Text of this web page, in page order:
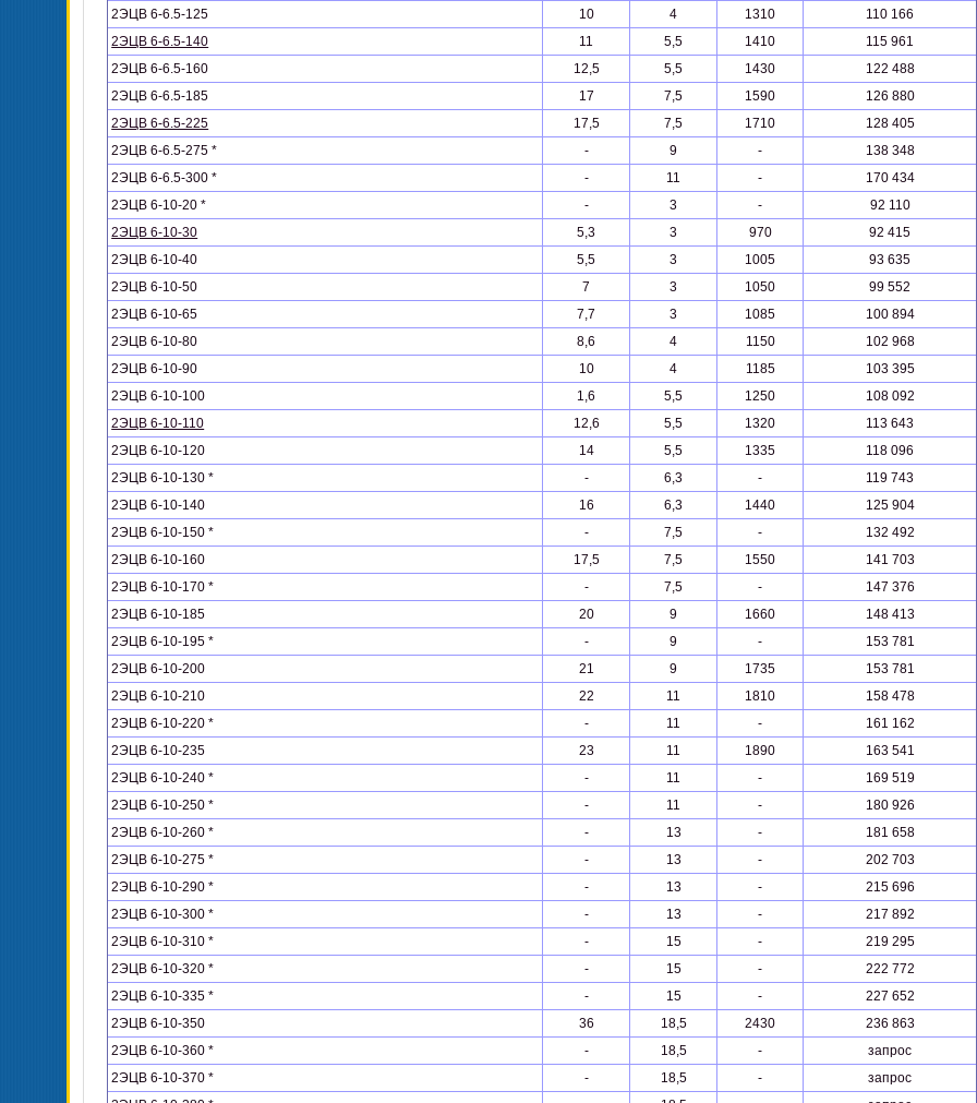
2ЭЦВ 6-6.5-125
10 4 1310
110 166
2ЭЦВ 6-6.5-140
11 5,5 1410
115 961
2ЭЦВ 6-6.5-160
12,5 5,5 1430
122 488
2ЭЦВ 6-6.5-185
17 7,5 1590
126 880
2ЭЦВ 6-6.5-225
17,5 7,5 1710
128 405
2ЭЦВ 6-6.5-275 *
- 9 -
138 348
2ЭЦВ 6-6.5-300 *
- 11 -
170 434
2ЭЦВ 6-10-20 *
- 3 -
92 110
2ЭЦВ 6-10-30
5,3 3 970
92 415
2ЭЦВ 6-10-40
5,5 3 1005
93 635
2ЭЦВ 6-10-50
7 3 1050
99 552
2ЭЦВ 6-10-65
7,7 3 1085
100 894
2ЭЦВ 6-10-80
8,6 4 1150
102 968
2ЭЦВ 6-10-90
10 4 1185
103 395
2ЭЦВ 6-10-100
1,6 5,5 1250
108 092
2ЭЦВ 6-10-110
12,6 5,5 1320
113 643
2ЭЦВ 6-10-120
14 5,5 1335
118 096
2ЭЦВ 6-10-130 *
- 6,3 -
119 743
2ЭЦВ 6-10-140
16 6,3 1440
125 904
2ЭЦВ 6-10-150 *
- 7,5 -
132 492
2ЭЦВ 6-10-160
17,5 7,5 1550
141 703
2ЭЦВ 6-10-170 *
- 7,5 -
147 376
2ЭЦВ 6-10-185
20 9 1660
148 413
2ЭЦВ 6-10-195 *
- 9 -
153 781
2ЭЦВ 6-10-200
21 9 1735
153 781
2ЭЦВ 6-10-210
22 11 1810
158 478
2ЭЦВ 6-10-220 *
- 11 -
161 162
2ЭЦВ 6-10-235
23 11 1890
163 541
2ЭЦВ 6-10-240 *
- 11 -
169 519
2ЭЦВ 6-10-250 *
- 11 -
180 926
2ЭЦВ 6-10-260 *
- 13 -
181 658
2ЭЦВ 6-10-275 *
- 13 -
202 703
2ЭЦВ 6-10-290 *
- 13 -
215 696
2ЭЦВ 6-10-300 *
- 13 -
217 892
2ЭЦВ 6-10-310 *
- 15 -
219 295
2ЭЦВ 6-10-320 *
- 15 -
222 772
2ЭЦВ 6-10-335 *
- 15 -
227 652
2ЭЦВ 6-10-350
36 18,5 2430
236 863
2ЭЦВ 6-10-360 *
- 18,5 -
запрос
2ЭЦВ 6-10-370 *
- 18,5 -
запрос